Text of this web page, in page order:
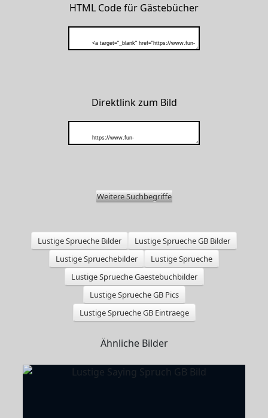
HTML Code für Gästebücher
Direktlink zum Bild
Weitere Suchbegriffe
Lustige Sprueche Bilder
Lustige Sprueche GB Bilder
Lustige Spruechebilder
Lustige Sprueche
Lustige Sprueche Gaestebuchbilder
Lustige Sprueche GB Pics
Lustige Sprueche GB Eintraege
Ähnliche Bilder